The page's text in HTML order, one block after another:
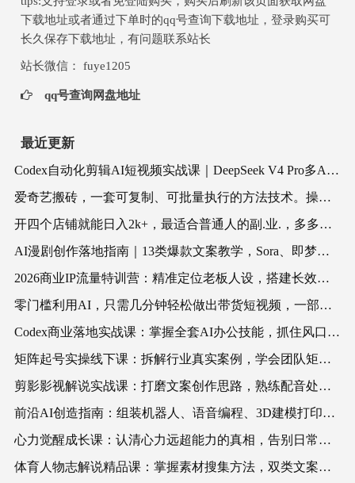
下载地址或者通过下单时的qq号查询下载地址，登录购买可
长久保存下载地址，有问题联系站长
站长微信： fuye1205
qq号查询网盘地址
最近更新
Codex自动化剪辑AI短视频实战课｜DeepSeek V4 Pro多API联动，图文成片封装Skill全流程
爱奇艺搬砖，一套可复制、可批量执行的方法技术。操作一个月，整年不用愁!
开四个店铺就能日入2k+，最适合普通人的副.业.，多多虚拟长久稳定项目
AI漫剧创作落地指南｜13类爆款文案教学，Sora、即梦、GPT-Image全套出片工具实操教学
2026商业IP流量特训营：精准定位老板人设，搭建长效稳定内容体系
零门槛利用AI，只需几分钟轻松做出带货短视频，一部手机批量做出精品视频，月入万元
Codex商业落地实战课：掌握全套AI办公技能，抓住风口降低成本放大收益
矩阵起号实操线下课：拆解行业真实案例，学会团队矩阵高效运营打法
剪影影视解说实战课：打磨文案创作思路，熟练配音处理手法，快速上手解说制作
前沿AI创造指南：组装机器人、语音编程、3D建模打印大咖实操教学
心力觉醒成长课：认清心力远超能力的真相，告别日常内耗持续积蓄内在能量
体育人物志解说精品课：掌握素材搜集方法，双类文案搭配配音完成体育解说创作